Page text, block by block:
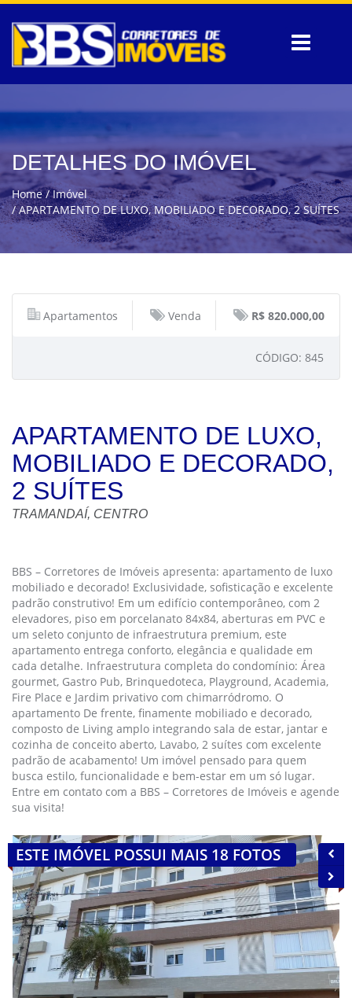
DETALHES DO IMÓVEL
Home
Imóvel
APARTAMENTO DE LUXO, MOBILIADO E DECORADO, 2 SUÍTES
Apartamentos Venda R$ 820.000,00
CÓDIGO: 845
APARTAMENTO DE LUXO,
MOBILIADO E DECORADO,
2 SUÍTES
TRAMANDAÍ, CENTRO
BBS – Corretores de Imóveis apresenta: apartamento de luxo
mobiliado e decorado! Exclusividade, sofisticação e excelente
padrão construtivo! Em um edifício contemporâneo, com 2
elevadores, piso em porcelanato 84x84, aberturas em PVC e
um seleto conjunto de infraestrutura premium, este
apartamento entrega conforto, elegância e qualidade em
cada detalhe. Infraestrutura completa do condomínio: Área
gourmet, Gastro Pub, Brinquedoteca, Playground, Academia,
Fire Place e Jardim privativo com chimarródromo. O
apartamento De frente, finamente mobiliado e decorado,
composto de Living amplo integrando sala de estar, jantar e
cozinha de conceito aberto, Lavabo, 2 suítes com excelente
padrão de acabamento! Um imóvel pensado para quem
busca estilo, funcionalidade e bem-estar em um só lugar.
Entre em contato com a BBS – Corretores de Imóveis e agende
sua visita!
ESTE IMÓVEL POSSUI MAIS 18 FOTOS